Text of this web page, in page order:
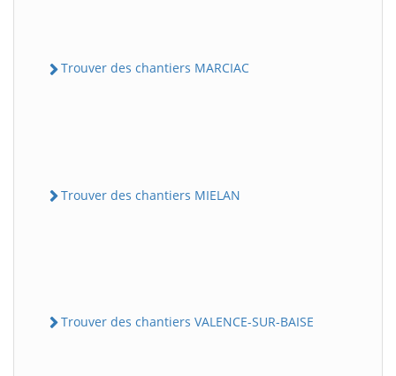
Trouver des chantiers MARCIAC
Trouver des chantiers MIELAN
Trouver des chantiers VALENCE-SUR-BAISE